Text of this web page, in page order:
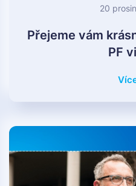
20
Přejeme vám
PF